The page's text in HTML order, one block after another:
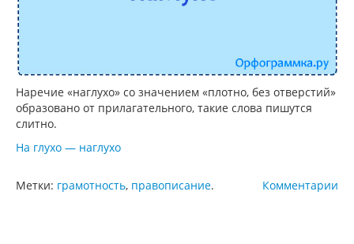
Наречие «наглухо» со значением «плотно, без отверстий»
образовано от прилагательного, такие слова пишутся
слитно.
На глухо — наглухо
Комментарии
Метки: грамотность, правописание.